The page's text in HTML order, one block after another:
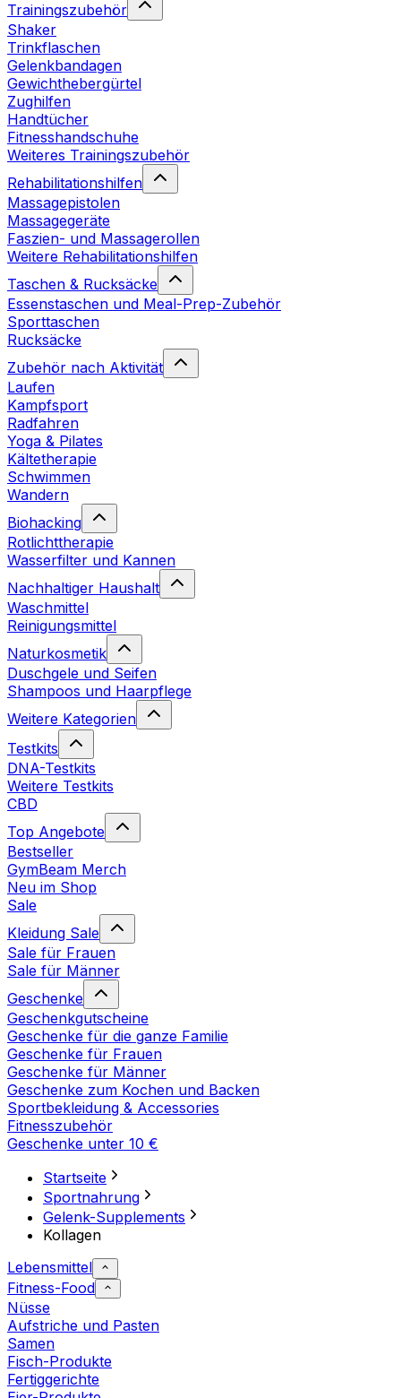
Trainingszubehör
Shaker
Trinkflaschen
Gelenkbandagen
Gewichthebergürtel
Zughilfen
Handtücher
Fitnesshandschuhe
Weiteres Trainingszubehör
Rehabilitationshilfen
Massagepistolen
Massagegeräte
Faszien- und Massagerollen
Weitere Rehabilitationshilfen
Taschen & Rucksäcke
Essenstaschen und Meal-Prep-Zubehör
Sporttaschen
Rucksäcke
Zubehör nach Aktivität
Laufen
Kampfsport
Radfahren
Yoga & Pilates
Kältetherapie
Schwimmen
Wandern
Biohacking
Rotlichttherapie
Wasserfilter und Kannen
Nachhaltiger Haushalt
Waschmittel
Reinigungsmittel
Naturkosmetik
Duschgele und Seifen
Shampoos und Haarpflege
Weitere Kategorien
Testkits
DNA-Testkits
Weitere Testkits
CBD
Top Angebote
Bestseller
GymBeam Merch
Neu im Shop
Sale
Kleidung Sale
Sale für Frauen
Sale für Männer
Geschenke
Geschenkgutscheine
Geschenke für die ganze Familie
Geschenke für Frauen
Geschenke für Männer
Geschenke zum Kochen und Backen
Sportbekleidung & Accessories
Fitnesszubehör
Geschenke unter 10 €
Startseite
Sportnahrung
Gelenk-Supplements
Kollagen
Lebensmittel
Fitness-Food
Nüsse
Aufstriche und Pasten
Samen
Fisch-Produkte
Fertiggerichte